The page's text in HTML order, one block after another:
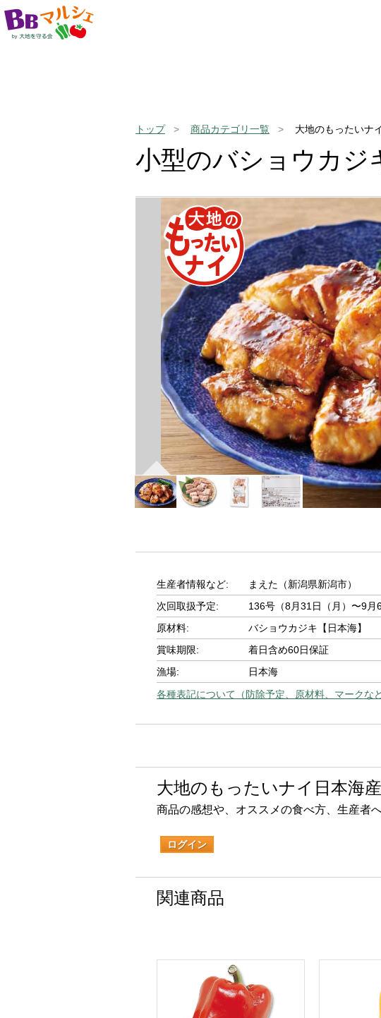
トップ 商品カテゴリ一覧 大地のもったいナ
小型のバショウカジ
生産者情報など:
まえた（新潟県新潟市）
次回取扱予定:
136号（8月31日（月）〜9月
原材料:
バショウカジキ【日本海】
賞味期限:
着日含め60日保証
漁場:
日本海
各種表記について（防除予定、原材料、マークなど
大地のもったいナイ日本海
商品の感想や、オススメの食べ方、生産者
ログイン
関連商品